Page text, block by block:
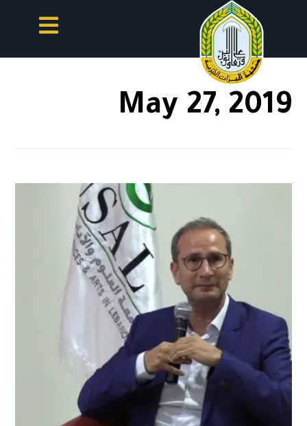
May 27, 2019